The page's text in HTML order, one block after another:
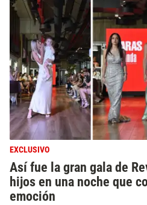
EXCLUSIVO
Así fue la gran gala de
hijos en una noche que
emoción